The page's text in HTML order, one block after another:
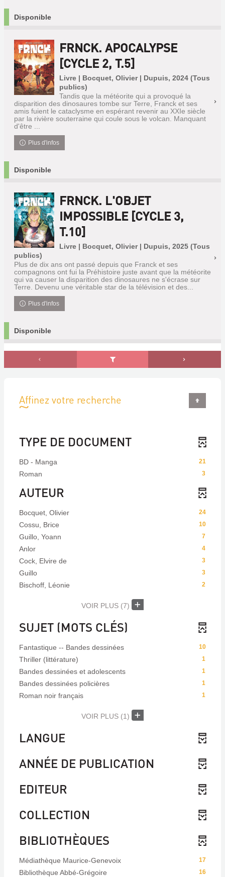
Disponible
FRNCK. APOCALYPSE
[CYCLE 2, T.5]
Livre | Bocquet, Olivier | Dupuis, 2024 (Tous
publics)
Tandis que la météorite qui a provoqué la
disparition des dinosaures tombe sur Terre, Franck et ses
amis fuient le cataclysme en espérant revenir au XXIe siècle
par la rivière souterraine qui coule sous le volcan. Manquant
d'être ...
Plus d'infos
Disponible
FRNCK. L'OBJET
IMPOSSIBLE [CYCLE 3,
T.10]
Livre | Bocquet, Olivier | Dupuis, 2025 (Tous
publics)
Plus de dix ans ont passé depuis que Franck et ses
compagnons ont fui la Préhistoire juste avant que la météorite
qui va causer la disparition des dinosaures ne s'écrase sur
Terre. Devenu une véritable star de la télévision et des...
Plus d'infos
Disponible
Affinez votre recherche
TYPE DE DOCUMENT
21
BD - Manga
3
Roman
AUTEUR
24
Bocquet, Olivier
10
Cossu, Brice
7
Guillo, Yoann
4
Anlor
3
Cock, Elvire de
3
Guillo
2
Bischoff, Léonie
VOIR PLUS (7)
SUJET (MOTS CLÉS)
10
Fantastique -- Bandes dessinées
1
Thriller (littérature)
1
Bandes dessinées et adolescents
1
Bandes dessinées policières
1
Roman noir français
VOIR PLUS (1)
LANGUE
ANNÉE DE PUBLICATION
EDITEUR
COLLECTION
BIBLIOTHÈQUES
17
Médiathèque Maurice-Genevoix
16
Bibliothèque Abbé-Grégoire